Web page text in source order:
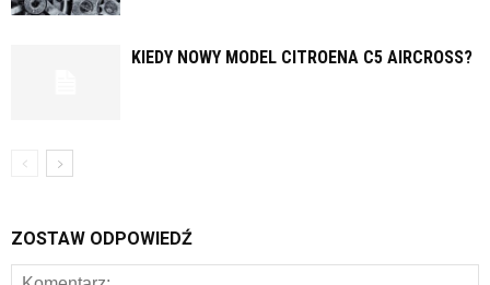
KIEDY NOWY MODEL CITROENA C5 AIRCROSS?
ZOSTAW ODPOWIEDŹ